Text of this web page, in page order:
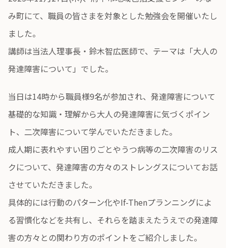
み町にて、職員の皆さまを対象とした勉強会を開催いたし
ました。
講師は当法人理事長・鈴木智広医師で、テーマは「大人の
発達障害について」でした。
当日は14時から職員様9名が参加され、発達障害について
基礎的な知識・理解から大人の発達障害に気づくポイン
ト、二次障害について学んでいただきました。
成人期に表れやすい困りごとやうつ病等の二次障害のリス
クについて、発達障害の方々のストレングスについてお話
させていただきました。
具体的には行動のパターン化やIf-Thenプランニングによ
る習慣化などを共有し、それらを踏まえたうえでの発達障
害の方々との関わり方のポイントをご紹介しました。